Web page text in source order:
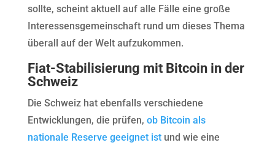
sollte, scheint aktuell auf alle Fälle eine große
Interessensgemeinschaft rund um dieses Thema
überall auf der Welt aufzukommen.
Fiat-Stabilisierung mit Bitcoin in der
Schweiz
Die Schweiz hat ebenfalls verschiedene
Entwicklungen, die prüfen, ob Bitcoin als
nationale Reserve geeignet istund wie eine